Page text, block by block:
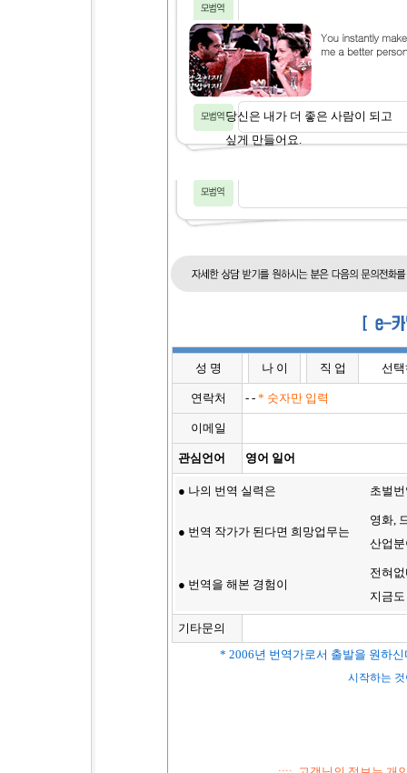
당신은 내가 더 좋은 사람이 되고
싶게 만들어요.
성 명 나 이 직 업 선
연락처 - - * 숫자만 입력
이메일
관심언어 영어 일어
● 나의 번역 실력은 초벌
● 번역 작가가 된다면 희망업무는
영화,
산업
● 번역을 해본 경험이
전혀
지금
기타문의
* 2006년 번역가로서 출발을 원하
시작하는